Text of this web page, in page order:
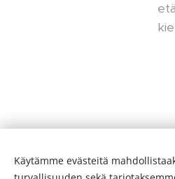
Käytämme evästeitä